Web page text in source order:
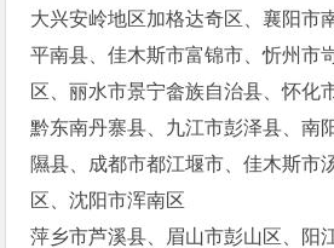
大兴安岭地区加格达奇区、襄阳市
平南县、佳木斯市富锦市、忻州市
区、丽水市景宁畲族自治县、怀化
黔东南丹寨县、九江市彭泽县、南
隰县、成都市都江堰市、佳木斯市
区、沈阳市浑南区
萍乡市芦溪县、眉山市彭山区、阳